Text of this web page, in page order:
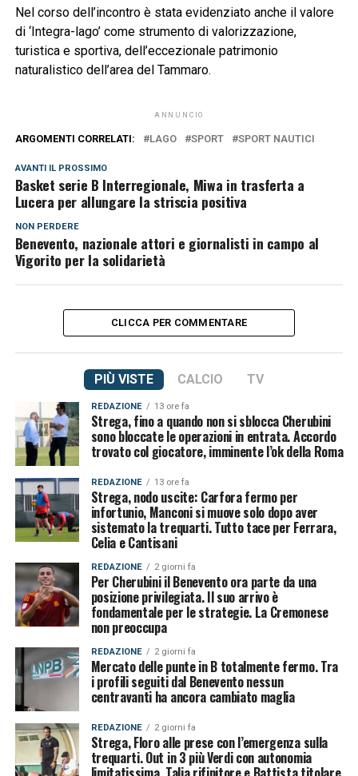
Nel corso dell’incontro è stata evidenziato anche il valore
di ‘Integra-lago’ come strumento di valorizzazione,
turistica e sportiva, dell’eccezionale patrimonio
naturalistico dell’area del Tammaro.
ANNUNCIO
ARGOMENTI CORRELATI: LAGO SPORT SPORT NAUTICI
AVANTI IL ​​PROSSIMO
Basket serie B Interregionale, Miwa in trasferta a
Lucera per allungare la striscia positiva
NON PERDERE
Benevento, nazionale attori e giornalisti in campo al
Vigorito per la solidarietà
CLICCA PER COMMENTARE
PIÙ VISTE CALCIO TV
REDAZIONE 13 ore fa
Strega, fino a quando non si sblocca Cherubini
sono bloccate le operazioni in entrata. Accordo
trovato col giocatore, imminente l’ok della Roma
REDAZIONE 13 ore fa
Strega, nodo uscite: Carfora fermo per
infortunio, Manconi si muove solo dopo aver
sistemato la trequarti. Tutto tace per Ferrara,
Celia e Cantisani
REDAZIONE 2 giorni fa
Per Cherubini il Benevento ora parte da una
posizione privilegiata. Il suo arrivo è
fondamentale per le strategie. La Cremonese
non preoccupa
REDAZIONE 2 giorni fa
Mercato delle punte in B totalmente fermo. Tra
i profili seguiti dal Benevento nessun
centravanti ha ancora cambiato maglia
REDAZIONE 2 giorni fa
Strega, Floro alle prese con l’emergenza sulla
trequarti. Out in 3 più Verdi con autonomia